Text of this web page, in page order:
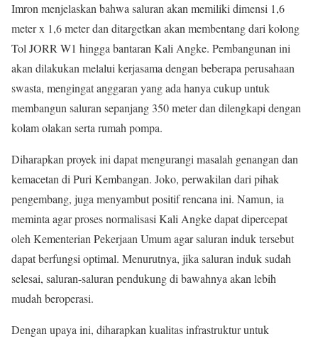
Imron menjelaskan bahwa saluran akan memiliki dimensi 1,6
meter x 1,6 meter dan ditargetkan akan membentang dari kolong
Tol JORR W1 hingga bantaran Kali Angke. Pembangunan ini
akan dilakukan melalui kerjasama dengan beberapa perusahaan
swasta, mengingat anggaran yang ada hanya cukup untuk
membangun saluran sepanjang 350 meter dan dilengkapi dengan
kolam olakan serta rumah pompa.
Diharapkan proyek ini dapat mengurangi masalah genangan dan
kemacetan di Puri Kembangan. Joko, perwakilan dari pihak
pengembang, juga menyambut positif rencana ini. Namun, ia
meminta agar proses normalisasi Kali Angke dapat dipercepat
oleh Kementerian Pekerjaan Umum agar saluran induk tersebut
dapat berfungsi optimal. Menurutnya, jika saluran induk sudah
selesai, saluran-saluran pendukung di bawahnya akan lebih
mudah beroperasi.
Dengan upaya ini, diharapkan kualitas infrastruktur untuk